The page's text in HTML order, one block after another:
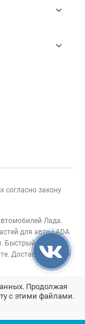
согласно закону
Лада.
для авто LADA
Быстрый подбор и
Доставка по всей
карта сайта;
Продолжая
с этими файлами.